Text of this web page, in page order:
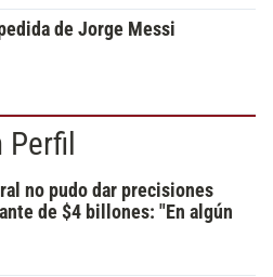
de Jorge Messi
Perfil
no pudo dar precisiones
de $4 billones: "En algún